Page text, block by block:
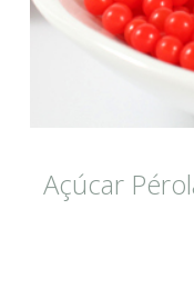
Açúcar